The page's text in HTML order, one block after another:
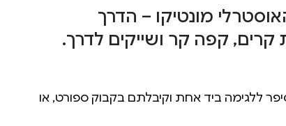
האוסטרלי מונטיקו – הדרך
קפה קר ושייקים לדרך.
ללגימה ביד אחת וקיבלתם בקבוק ספורט, או